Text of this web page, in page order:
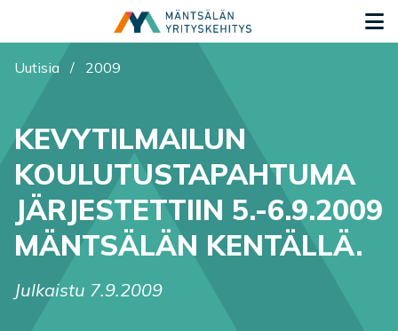
Olet tässä:
Uutisia / 2009
KEVYTILMAILUN
KOULUTUSTAPAHTUMA
JÄRJESTETTIIN 5.-6.9.2009
MÄNTSÄLÄN KENTÄLLÄ.
Julkaistu 7.9.2009